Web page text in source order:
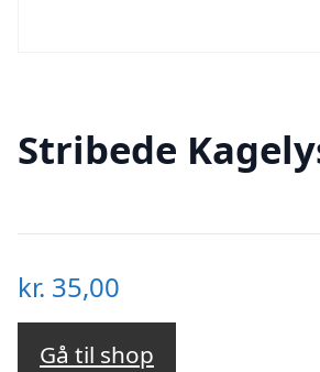
Stribede
kr. 35,00
Gå til shop